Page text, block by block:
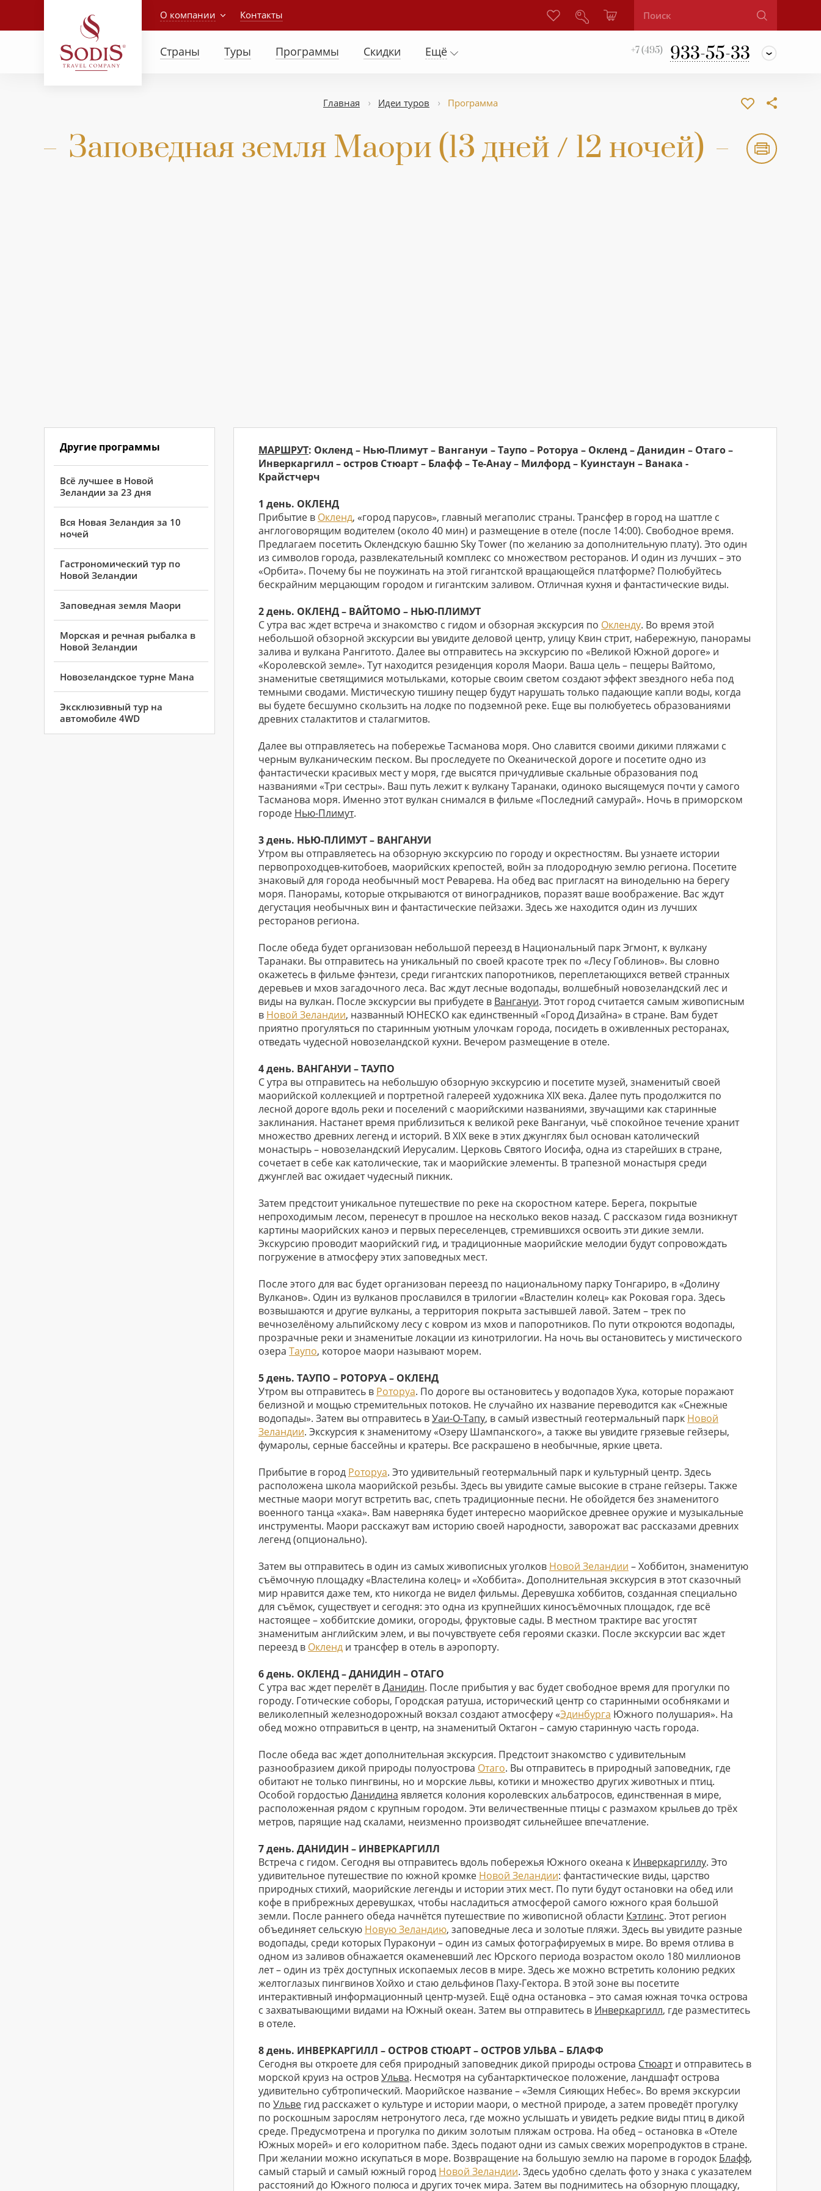
О компании Контакты
Страны Туры Программы Скидки Ещё +7 (495) 933-55-33
Главная Идеи туров Программа
Заповедная земля Маори (13 дней / 12 ночей)
Другие программы
Всё лучшее в Новой
Зеландии за 23 дня
Вся Новая Зеландия за 10
ночей
Гастрономический тур по
Новой Зеландии
Заповедная земля Маори
Морская и речная рыбалка в
Новой Зеландии
Новозеландское турне Мана
Эксклюзивный тур на
автомобиле 4WD
МАРШРУТ: Окленд – Нью-Плимут – Вангануи – Таупо – Роторуа – Окленд – Данидин – Отаго –
Инверкаргилл – остров Стюарт – Блафф – Те-Анау – Милфорд – Куинстаун – Ванака -
Крайстчерч
1 день. ОКЛЕНД
Прибытие в Окленд, «город парусов», главный мегаполис страны. Трансфер в город на шаттле с
англоговорящим водителем (около 40 мин) и размещение в отеле (после 14:00). Свободное время.
Предлагаем посетить Оклендскую башню Sky Tower (по желанию за дополнительную плату). Это один
из символов города, развлекательный комплекс со множеством ресторанов. И один из лучших – это
«Орбита». Почему бы не поужинать на этой гигантской вращающейся платформе? Полюбуйтесь
бескрайним мерцающим городом и гигантским заливом. Отличная кухня и фантастические виды.
2 день. ОКЛЕНД – ВАЙТОМО – НЬЮ-ПЛИМУТ
С утра вас ждет встреча и знакомство с гидом и обзорная экскурсия по Окленду. Во время этой
небольшой обзорной экскурсии вы увидите деловой центр, улицу Квин стрит, набережную, панорамы
залива и вулкана Рангитото. Далее вы отправитесь на экскурсию по «Великой Южной дороге» и
«Королевской земле». Тут находится резиденция короля Маори. Ваша цель – пещеры Вайтомо,
знаменитые светящимися мотыльками, которые своим светом создают эффект звездного неба под
темными сводами. Мистическую тишину пещер будут нарушать только падающие капли воды, когда
вы будете бесшумно скользить на лодке по подземной реке. Еще вы полюбуетесь образованиями
древних сталактитов и сталагмитов.
Далее вы отправляетесь на побережье Тасманова моря. Оно славится своими дикими пляжами с
черным вулканическим песком. Вы проследуете по Океанической дороге и посетите одно из
фантастически красивых мест у моря, где высятся причудливые скальные образования под
названиями «Три сестры». Ваш путь лежит к вулкану Таранаки, одиноко высящемуся почти у самого
Тасманова моря. Именно этот вулкан снимался в фильме «Последний самурай». Ночь в приморском
городе Нью-Плимут.
3 день. НЬЮ-ПЛИМУТ – ВАНГАНУИ
Утром вы отправляетесь на обзорную экскурсию по городу и окрестностям. Вы узнаете истории
первопроходцев-китобоев, маорийских крепостей, войн за плодородную землю региона. Посетите
знаковый для города необычный мост Реварева. На обед вас пригласят на винодельню на берегу
моря. Панорамы, которые открываются от виноградников, поразят ваше воображение. Вас ждут
дегустация необычных вин и фантастические пейзажи. Здесь же находится один из лучших
ресторанов региона.
После обеда будет организован небольшой переезд в Национальный парк Эгмонт, к вулкану
Таранаки. Вы отправитесь на уникальный по своей красоте трек по «Лесу Гоблинов». Вы словно
окажетесь в фильме фэнтези, среди гигантских папоротников, переплетающихся ветвей странных
деревьев и мхов загадочного леса. Вас ждут лесные водопады, волшебный новозеландский лес и
виды на вулкан. После экскурсии вы прибудете в Вангануи. Этот город считается самым живописным
в Новой Зеландии, названный ЮНЕСКО как единственный «Город Дизайна» в стране. Вам будет
приятно прогуляться по старинным уютным улочкам города, посидеть в оживленных ресторанах,
отведать чудесной новозеландской кухни. Вечером размещение в отеле.
4 день. ВАНГАНУИ – ТАУПО
С утра вы отправитесь на небольшую обзорную экскурсию и посетите музей, знаменитый своей
маорийской коллекцией и портретной галереей художника XIX века. Далее путь продолжится по
лесной дороге вдоль реки и поселений с маорийскими названиями, звучащими как старинные
заклинания. Настанет время приблизиться к великой реке Вангануи, чьё спокойное течение хранит
множество древних легенд и историй. В XIX веке в этих джунглях был основан католический
монастырь – новозеландский Иерусалим. Церковь Святого Иосифа, одна из старейших в стране,
сочетает в себе как католические, так и маорийские элементы. В трапезной монастыря среди
джунглей вас ожидает чудесный пикник.
Затем предстоит уникальное путешествие по реке на скоростном катере. Берега, покрытые
непроходимым лесом, перенесут в прошлое на несколько веков назад. С рассказом гида возникнут
картины маорийских каноэ и первых переселенцев, стремившихся освоить эти дикие земли.
Экскурсию проводит маорийский гид, и традиционные маорийские мелодии будут сопровождать
погружение в атмосферу этих заповедных мест.
После этого для вас будет организован переезд по национальному парку Тонгариро, в «Долину
Вулканов». Один из вулканов прославился в трилогии «Властелин колец» как Роковая гора. Здесь
возвышаются и другие вулканы, а территория покрыта застывшей лавой. Затем – трек по
вечнозелёному альпийскому лесу с ковром из мхов и папоротников. По пути откроются водопады,
прозрачные реки и знаменитые локации из кинотрилогии. На ночь вы остановитесь у мистического
озера Таупо, которое маори называют морем.
5 день. ТАУПО – РОТОРУА – ОКЛЕНД
Утром вы отправитесь в Роторуа. По дороге вы остановитесь у водопадов Хука, которые поражают
белизной и мощью стремительных потоков. Не случайно их название переводится как «Снежные
водопады». Затем вы отправитесь вУаи-О-Тапу, в самый известный геотермальный парк Новой
Зеландии. Экскурсия к знаменитому «Озеру Шампанского», а также вы увидите грязевые гейзеры,
фумаролы, серные бассейны и кратеры. Все раскрашено в необычные, яркие цвета.
Прибытие в город Роторуа. Это удивительный геотермальный парк и культурный центр. Здесь
расположена школа маорийской резьбы. Здесь вы увидите самые высокие в стране гейзеры. Также
местные маори могут встретить вас, спеть традиционные песни. Не обойдется без знаменитого
военного танца «хака». Вам наверняка будет интересно маорийское древнее оружие и музыкальные
инструменты. Маори расскажут вам историю своей народности, заворожат вас рассказами древних
легенд (опционально).
Затем вы отправитесь в один из самых живописных уголков Новой Зеландии – Хоббитон, знаменитую
съёмочную площадку «Властелина колец» и «Хоббита». Дополнительная экскурсия в этот сказочный
мир нравится даже тем, кто никогда не видел фильмы. Деревушка хоббитов, созданная специально
для съёмок, существует и сегодня: это одна из крупнейших киносъёмочных площадок, где всё
настоящее – хоббитские домики, огороды, фруктовые сады. В местном трактире вас угостят
знаменитым английским элем, и вы почувствуете себя героями сказки. После экскурсии вас ждет
переезд в Окленд и трансфер в отель в аэропорту.
6 день. ОКЛЕНД – ДАНИДИН – ОТАГО
С утра вас ждет перелёт вДанидин. После прибытия у вас будет свободное время для прогулки по
городу. Готические соборы, Городская ратуша, исторический центр со старинными особняками и
великолепный железнодорожный вокзал создают атмосферу «Эдинбурга Южного полушария». На
обед можно отправиться в центр, на знаменитый Октагон – самую старинную часть города.
После обеда вас ждет дополнительная экскурсия. Предстоит знакомство с удивительным
разнообразием дикой природы полуострова Отаго. Вы отправитесь в природный заповедник, где
обитают не только пингвины, но и морские львы, котики и множество других животных и птиц.
Особой гордостьюДанидина является колония королевских альбатросов, единственная в мире,
расположенная рядом с крупным городом. Эти величественные птицы с размахом крыльев до трёх
метров, парящие над скалами, неизменно производят сильнейшее впечатление.
7 день. ДАНИДИН – ИНВЕРКАРГИЛЛ
Встреча с гидом. Сегодня вы отправитесь вдоль побережья Южного океана к Инверкаргиллу. Это
удивительное путешествие по южной кромке Новой Зеландии: фантастические виды, царство
природных стихий, маорийские легенды и истории этих мест. По пути будут остановки на обед или
кофе в прибрежных деревушках, чтобы насладиться атмосферой самого южного края большой
земли. После раннего обеда начнётся путешествие по живописной области Кэтлинс. Этот регион
объединяет сельскую Новую Зеландию, заповедные леса и золотые пляжи. Здесь вы увидите разные
водопады, среди которых Пураконуи – один из самых фотографируемых в мире. Во время отлива в
одном из заливов обнажается окаменевший лес Юрского периода возрастом около 180 миллионов
лет – один из трёх доступных ископаемых лесов в мире. Здесь же можно встретить колонию редких
желтоглазых пингвинов Хойхо и стаю дельфинов Паху-Гектора. В этой зоне вы посетите
интерактивный информационный центр-музей. Ещё одна остановка – это самая южная точка острова
с захватывающими видами на Южный океан. Затем вы отправитесь в Инверкаргилл, где разместитесь
в отеле.
8 день. ИНВЕРКАРГИЛЛ – ОСТРОВ СТЮАРТ – ОСТРОВ УЛЬВА – БЛАФФ
Сегодня вы откроете для себя природный заповедник дикой природы острова Стюарти отправитесь в
морской круиз на островУльва. Несмотря на субантарктическое положение, ландшафт острова
удивительно субтропический. Маорийское название – «Земля Сияющих Небес». Во время экскурсии
по Ульве гид расскажет о культуре и истории маори, о местной природе, а затем проведёт прогулку
по роскошным зарослям нетронутого леса, где можно услышать и увидеть редкие виды птиц в дикой
среде. Предусмотрена и прогулка по диким золотым пляжам острова. На обед – остановка в «Отеле
Южных морей» и его колоритном пабе. Здесь подают одни из самых свежих морепродуктов в стране.
При желании можно искупаться в море. Возвращение на большую землю на пароме в городок Блафф,
самый старый и самый южный город Новой Зеландии. Здесь удобно сделать фото у знака с указателем
расстояний до Южного полюса и других точек мира. Затем вы поднимитесь на обзорную площадку,